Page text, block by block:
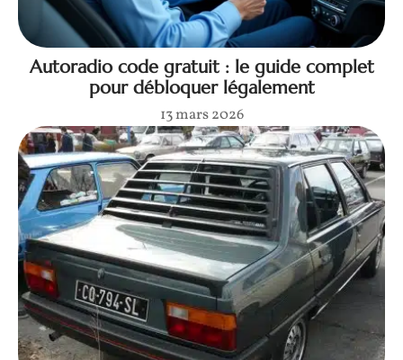
Autoradio code gratuit : le guide complet
pour débloquer légalement
13 mars 2026